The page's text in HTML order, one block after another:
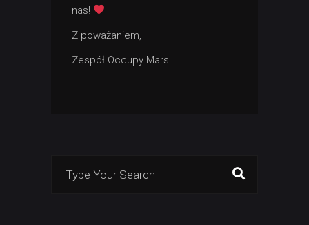
nas!
Z poważaniem,
Zespół Occupy Mars